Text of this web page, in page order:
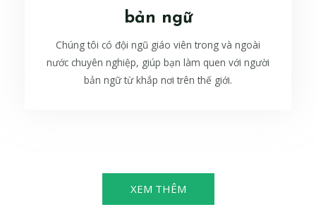
bản ngữ
Chúng tôi có đội ngũ giáo viên trong và ngoài
nước chuyên nghiệp, giúp bạn làm quen với người
bản ngữ từ khắp nơi trên thế giới.
XEM THÊM